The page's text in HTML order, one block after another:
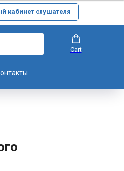
кабинет слушателя
Cart